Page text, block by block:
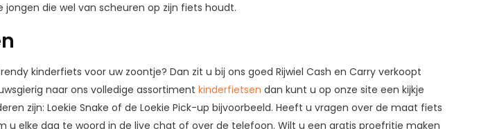
die wel van scheuren op zijn fiets houdt.
kinderfiets voor uw zoontje? Dan zit u bij ons goed Rijwiel Cash en Carry verkoopt
naar ons volledige assortiment kinderfietsen dan kunt u op onze site een kijkje
zijn: Loekie Snake of de Loekie Pick-up bijvoorbeeld. Heeft u vragen over de maat fiets
elke dag te woord in de live chat of over de telefoon. Wilt u een gratis proefritje maken